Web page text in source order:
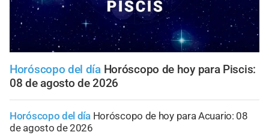
Horóscopo del día Horóscopo de hoy para Piscis:
08 de agosto de 2026
Horóscopo del día Horóscopo de hoy para Acuario: 08
de agosto de 2026